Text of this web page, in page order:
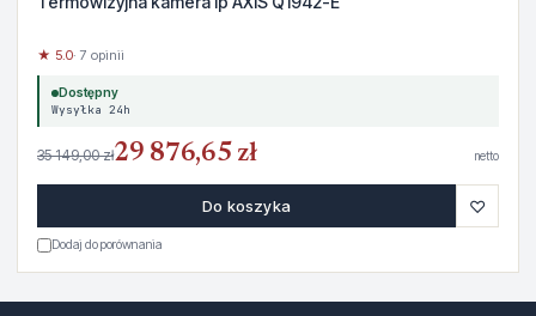
★ 5.0· 7 opinii
Dostępny
Wysyłka 24h
35 149,00 zł29 876,65 zł netto
Do koszyka ♡
Dodaj do porównania